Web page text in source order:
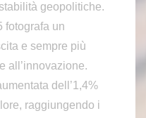
geopolitiche.
fotografa un
e sempre più
all’innovazione.
dell’1,4%
raggiungendo i